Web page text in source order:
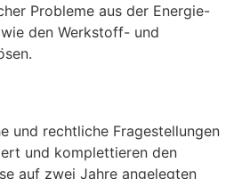
Probleme aus der Energie-
den Werkstoff- und
und rechtliche Fragestellungen
und komplettieren den
auf zwei Jahre angelegten